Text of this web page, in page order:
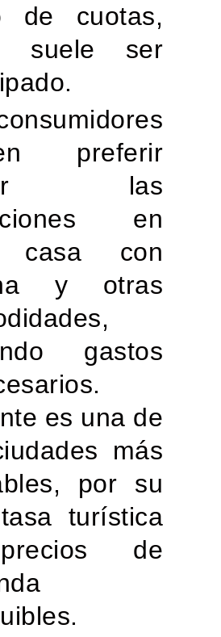
de cuotas,
suele ser
preferir
las
en
casa con
y otras
gastos
es una de
más
por su
turística
de